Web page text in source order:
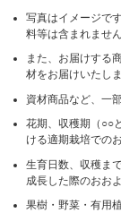
写真はイメージで
料等は含まれません
また、お届けする
材をお届けいたしま
資材商品など、一
花期、収穫期（○○
ける適期栽培での
生育日数、収穫ま
成長した際のおお
果樹・野菜・有用